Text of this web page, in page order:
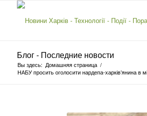
Блог - Последние новости
Вы здесь: Домашняя страница /
НАБУ просить оголосити нардепа-харків’янина в